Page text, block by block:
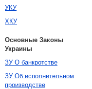
УКУ
ХКУ
Основные Законы
Украины
ЗУ О банкротстве
ЗУ Об исполнительном
производстве